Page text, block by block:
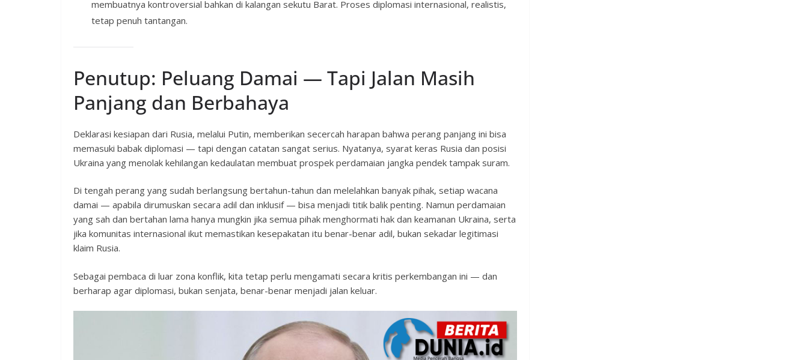
membuatnya kontroversial bahkan di kalangan sekutu Barat. Proses diplomasi internasional, realistis,
tetap penuh tantangan.
Penutup: Peluang Damai — Tapi Jalan Masih
Panjang dan Berbahaya
Deklarasi kesiapan dari Rusia, melalui Putin, memberikan secercah harapan bahwa perang panjang ini bisa
memasuki babak diplomasi — tapi dengan catatan sangat serius. Nyatanya, syarat keras Rusia dan posisi
Ukraina yang menolak kehilangan kedaulatan membuat prospek perdamaian jangka pendek tampak suram.
Di tengah perang yang sudah berlangsung bertahun-tahun dan melelahkan banyak pihak, setiap wacana
damai — apabila dirumuskan secara adil dan inklusif — bisa menjadi titik balik penting. Namun perdamaian
yang sah dan bertahan lama hanya mungkin jika semua pihak menghormati hak dan keamanan Ukraina, serta
jika komunitas internasional ikut memastikan kesepakatan itu benar-benar adil, bukan sekadar legitimasi
klaim Rusia.
Sebagai pembaca di luar zona konflik, kita tetap perlu mengamati secara kritis perkembangan ini — dan
berharap agar diplomasi, bukan senjata, benar-benar menjadi jalan keluar.